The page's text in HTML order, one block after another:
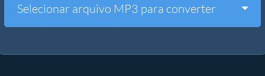
Outras Ferramentas
Selecionar arquivo MP3 para converter